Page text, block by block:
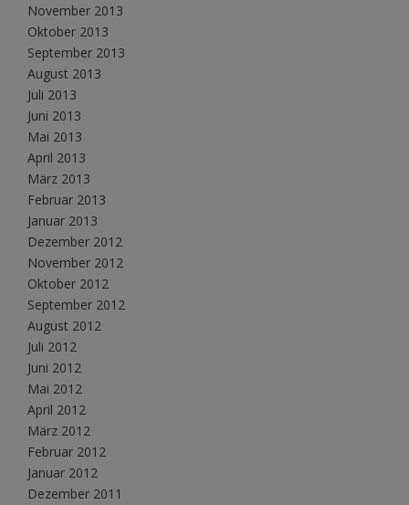
November 2013
Oktober 2013
September 2013
August 2013
Juli 2013
Juni 2013
Mai 2013
April 2013
März 2013
Februar 2013
Januar 2013
Dezember 2012
November 2012
Oktober 2012
September 2012
August 2012
Juli 2012
Juni 2012
Mai 2012
April 2012
März 2012
Februar 2012
Januar 2012
Dezember 2011